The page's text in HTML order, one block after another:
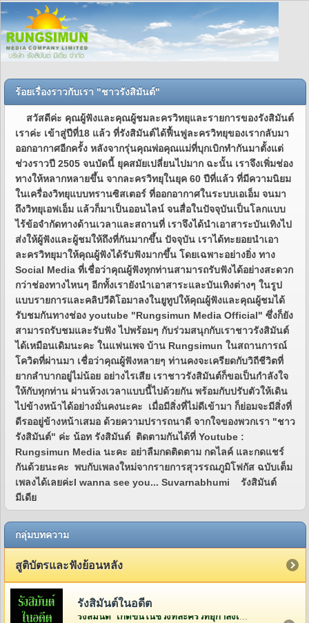
ร้อยเรื่องราวกับเรา "ชาวรังสิมันต์"
สวัสดีค่ะ คุณผู้ฟังและคุณผู้ชมละครวิทยุและรายการของรังสิมันต์
เราค่ะ เข้าสู่ปีที่18 แล้ว ที่รังสิมันต์ได้ฟื้นฟูละครวิทยุของเรากลับมา
ออกอากาศอีกครั้ง หลังจากรุ่นคุณพ่อคุณแม่ที่บุกเบิกทำกันมาตั้งแต่
ช่วงราวปี 2505 จนบัดนี้ ยุคสมัยเปลี่ยนไปมาก ฉะนั้น เราจึงเพิ่มช่อง
ทางให้หลากหลายขึ้น จากละครวิทยุในยุค 60 ปีที่แล้ว ที่มีความนิยม
ในเครื่องวิทยุแบบทรานซิสเตอร์ ที่ออกอากาศในระบบเอเอ็ม จนมา
ถึงวิทยุเอฟเอ็ม แล้วก็มาเป็นออนไลน์ จนสื่อในปัจจุบันเป็นโลกแบบ
ไร้ข้อจำกัดทางด้านเวลาและสถานที่ เราจึงได้นำเอาสาระบันเทิงไป
ส่งให้ผู้ฟังและผู้ชมให้ถึงที่กันมากขึ้น ปัจจุบัน เราได้ทะยอยนำเอา
ละครวิทยุมาให้คุณผู้ฟังได้รับฟังมากขึ้น โดยเฉพาะอย่างยิ่ง ทาง
Social Media ที่เชื่อว่าคุณผู้ฟังทุกท่านสามารถรับฟังได้อย่างสะดวก
กว่าช่องทางไหนๆ อีกทั้งเรายังนำเอาสาระและบันเทิงต่างๆ ในรูป
แบบรายการและคลิปวีดิโอมาลงในยูทูปให้คุณผู้ฟังและคุณผู้ชมได้
รับชมกันทางช่อง youtube "Rungsimun Media Official" ซึ่งก็ยัง
สามารถรับชมและรับฟัง ไปพร้อมๆ กับร่วมสนุกกับเราชาวรังสิมันต์
ได้เหมือนเดิมนะคะ ในแฟนเพจ บ้าน Rungsimun ในสถานการณ์
โควิดที่ผ่านมา เชื่อว่าคุณผู้ฟังหลายๆ ท่านคงจะเครียดกับวิถีชีวิตที่
ยากลำบากอยู่ไม่น้อย อย่างไรเสีย เราชาวรังสิมันต์ก็ขอเป็นกำลังใจ
ให้กับทุกท่าน ผ่านห้วงเวลาแบบนี้ไปด้วยกัน พร้อมกับปรับตัวให้เดิน
ไปข้างหน้าได้อย่างมั่นคงนะคะ เมื่อมีสิ่งที่ไม่ดีเข้ามา ก็ย่อมจะมีสิ่งที่
ดีรออยู่ข้างหน้าเสมอ ด้วยความปรารถนาดี จากใจของพวกเรา "ชาว
รังสิมันต์" ค่ะ น้อท รังสิมันต์ ติดตามกันได้ที่ Youtube :
Rungsimun Media นะคะ อย่าลืมกดติดตาม กดไลค์ และกดแชร์
กันด้วยนะคะ พบกับเพลงใหม่จากรายการสุวรรณภูมิโฟกัส ฉบับเต็ม
เพลงได้เลยค่ะI wanna see you... Suvarnabhumi รังสิมันต์
มีเดีย
กลุ่มบทความ
สูติบัตรและฟังย้อนหลัง
รังสิมันต์ในอดีต
รังสิมันต์ เกิดขึ้นในช่วงที่ละครวิทยุกำลังเฟื่องฟูอยู่ในยุคกว่า 60 ปีที่แล้ว โดยคุณวีระ จิรา (สี่เสี่ย ยีซีม่อน) ผู้จัดการและเจ้าของห้องบันทึกเสียงบริษัท ยีซีม่อน เรดิโอ จำกัด (